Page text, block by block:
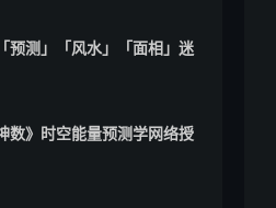
预测」「风水」「面相」迷
数》时空能量预测学网络授